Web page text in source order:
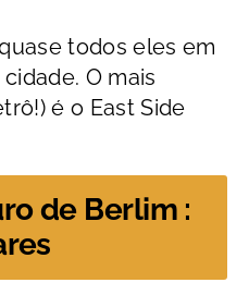
todos eles em
O mais
é o East Side
de Berlim :